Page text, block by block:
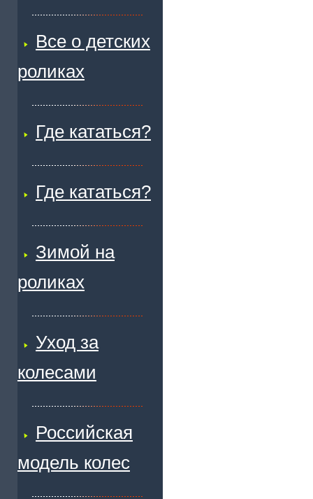
Все о детских
роликах
Где кататься?
Где кататься?
Зимой на
роликах
Уход за
колесами
Российская
модель колес